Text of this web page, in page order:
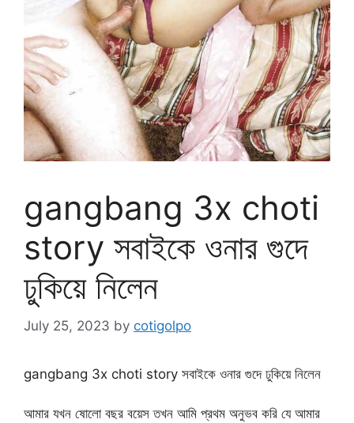
gangbang 3x choti
story সবাইকে ওনার গুদে
ঢুকিয়ে নিলেন
July 25, 2023 by cotigolpo
gangbang 3x choti story সবাইকে ওনার গুদে ঢুকিয়ে নিলেন
আমার যখন ষোলো বছর বয়েস তখন আমি প্রথম অনুভব করি যে আমার